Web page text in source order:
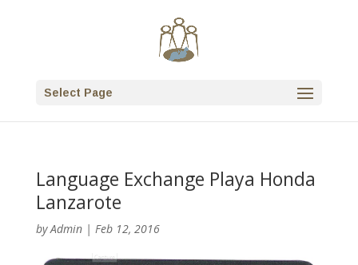
Select Page
Language Exchange Playa Honda
Lanzarote
byAdmin| Feb 12, 2016